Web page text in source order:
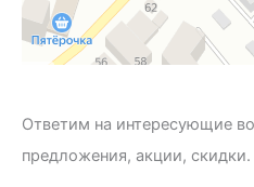
Ответим на интересующие
предложения, акции, скидки.